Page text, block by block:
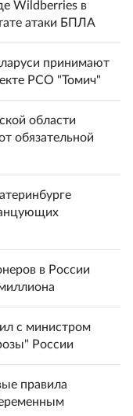
Wildberries в
атаки БПЛА
принимают
РСО "Томич"
области
обязательной
в России
с министром
России
правила